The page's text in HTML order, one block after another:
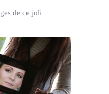
de ce joli